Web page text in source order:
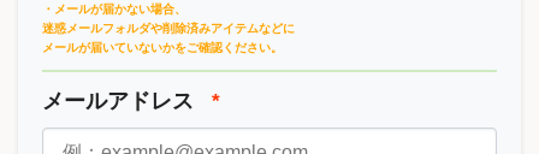
・メールが届かない場合、
迷惑メールフォルダや削除済みアイテムなどに
メールが届いていないかをご確認ください。
メールアドレス *